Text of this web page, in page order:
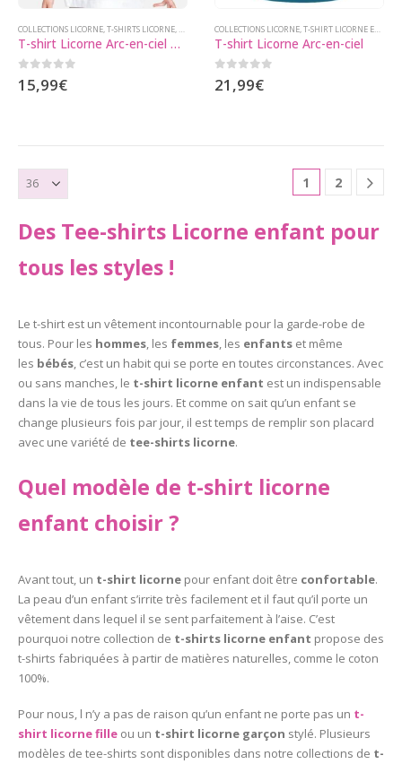
plusieurs
variations.
choisies
du
COLLECTIONS LICORNE,T-SHIRTS LICORNE, T-SHIRTS LICORNE ENFANT,VÊTEMENTS LICORNE
T-shirt Licorne Arc-en-ciel Danse
0 sur 5
15,99€
plusieurs
variations.
choisies
sur
la
du
produit
COLLECTIONS LICORNE,T-SHIRT LICORNE ENFANT
T-shirt Licorne Arc-en-ciel
0 sur 5
21,99€
1 2
Des Tee-shirts Licorne enfant pour
tous les styles !
Le t-shirt est un vêtement incontournable pour la garde-robe de
tous. Pour les hommes, les femmes, les enfants et même
les bébés, c’est un habit qui se porte en toutes circonstances. Avec
ou sans manches, le t-shirt licorne enfant est un indispensable
dans la vie de tous les jours. Et comme on sait qu’un enfant se
change plusieurs fois par jour, il est temps de remplir son placard
avec une variété de tee-shirts licorne.
Quel modèle de t-shirt licorne
enfant choisir ?
Avant tout, un t-shirt licorne pour enfant doit être confortable.
La peau d’un enfant s’irrite très facilement et il faut qu’il porte un
vêtement dans lequel il se sent parfaitement à l’aise. C’est
pourquoi notre collection de t-shirts licorne enfant propose des
t-shirts fabriquées à partir de matières naturelles, comme le coton
100%.
Pour nous, l n’y a pas de raison qu’un enfant ne porte pas un t-
shirt licorne fille ou un t-shirt licorne garçon stylé. Plusieurs
modèles de tee-shirts sont disponibles dans notre collections de t-